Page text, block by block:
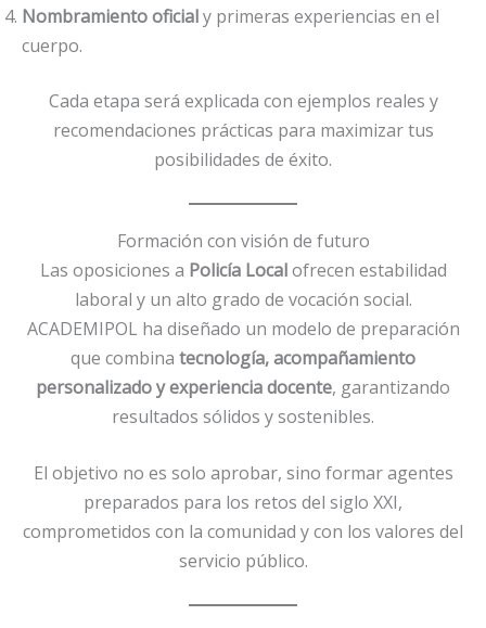
Nombramiento oficialy primeras experiencias en el
cuerpo.
Cada etapa será explicada con ejemplos reales y
recomendaciones prácticas para maximizar tus
posibilidades de éxito.
Formación con visión de futuro
Las oposiciones a Policía Localofrecen estabilidad
laboral y un alto grado de vocación social.
ACADEMIPOL ha diseñado un modelo de preparación
que combina tecnología, acompañamiento
personalizado y experiencia docente, garantizando
resultados sólidos y sostenibles.
El objetivo no es solo aprobar, sino formar agentes
preparados para los retos del siglo XXI,
comprometidos con la comunidad y con los valores del
servicio público.